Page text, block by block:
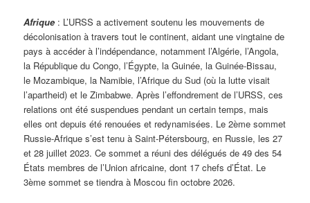
Afrique : L’URSS a activement soutenu les mouvements de
décolonisation à travers tout le continent, aidant une vingtaine de
pays à accéder à l’indépendance, notamment l’Algérie, l’Angola,
la République du Congo, l’Égypte, la Guinée, la Guinée-Bissau,
le Mozambique, la Namibie, l’Afrique du Sud (où la lutte visait
l’apartheid) et le Zimbabwe. Après l’effondrement de l’URSS, ces
relations ont été suspendues pendant un certain temps, mais
elles ont depuis été renouées et redynamisées. Le 2ème sommet
Russie-Afrique s’est tenu à Saint-Pétersbourg, en Russie, les 27
et 28 juillet 2023. Ce sommet a réuni des délégués de 49 des 54
États membres de l’Union africaine, dont 17 chefs d’État. Le
3ème sommet se tiendra à Moscou fin octobre 2026.